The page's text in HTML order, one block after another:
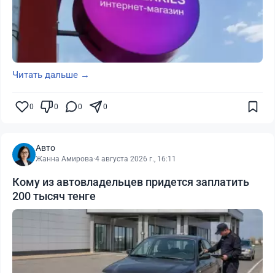
Читать дальше →
0 0 0 0
Авто
Жанна Амирова·4 августа 2026 г., 16:11
Кому из автовладельцев придется заплатить
200 тысяч тенге